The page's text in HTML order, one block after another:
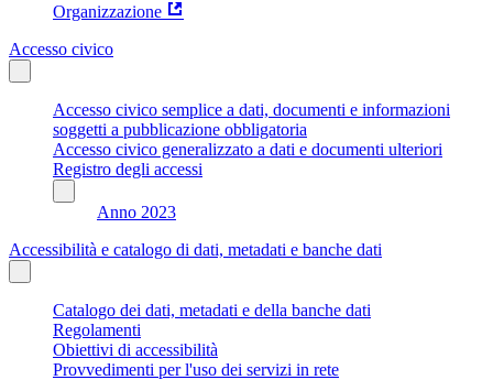
Organizzazione
Accesso civico
Accesso civico semplice a dati, documenti e informazioni
soggetti a pubblicazione obbligatoria
Accesso civico generalizzato a dati e documenti ulteriori
Registro degli accessi
Anno 2023
Accessibilità e catalogo di dati, metadati e banche dati
Catalogo dei dati, metadati e della banche dati
Regolamenti
Obiettivi di accessibilità
Provvedimenti per l'uso dei servizi in rete